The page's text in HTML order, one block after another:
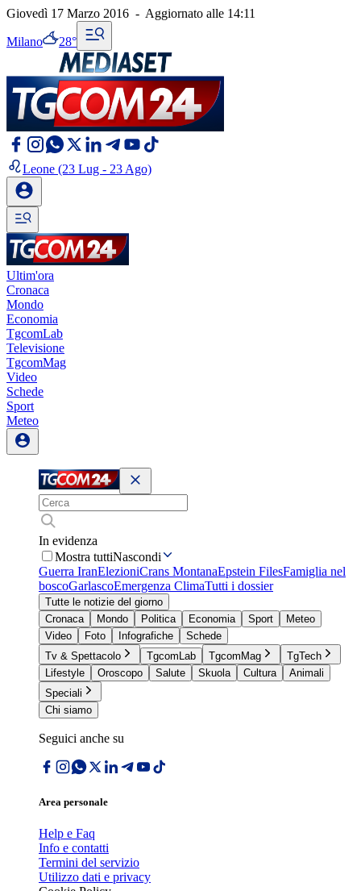
Giovedì 17 Marzo 2016 - Aggiornato alle 14:11
Milano 28°
Leone (23 Lug - 23 Ago)
Ultim'ora
Cronaca
Mondo
Economia
TgcomLab
Televisione
TgcomMag
Video
Schede
Sport
Meteo
In evidenza
Mostra tuttiNascondi
Guerra IranElezioniCrans MontanaEpstein FilesFamiglia nel
boscoGarlascoEmergenza ClimaTutti i dossier
Tutte le notizie del giorno
Cronaca
Mondo Politica Economia Sport
Meteo
Video
Foto Infografiche
Schede
Tv & Spettacolo
TgcomLab TgcomMag
TgTech
Lifestyle
Oroscopo Salute Skuola Cultura
Animali
Speciali
Chi siamo
Seguici anche su
Area personale
Help e Faq
Info e contatti
Termini del servizio
Utilizzo dati e privacy